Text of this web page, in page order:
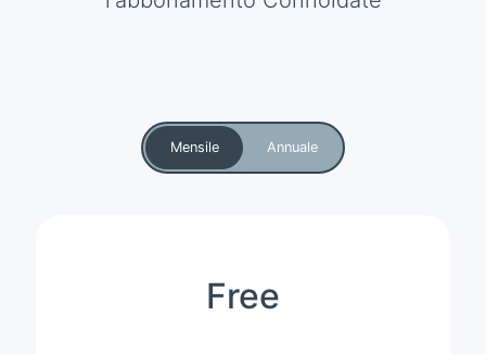
Mensile Annuale
Free